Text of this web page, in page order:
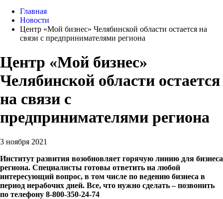
Главная
Новости
Центр «Мой бизнес» Челябинской области остается на
связи с предпринимателями региона
Центр «Мой бизнес»
Челябинской области остается
на связи с
предпринимателями региона
3 ноября 2021
Институт развития возобновляет горячую линию для бизнеса
региона. Специалисты готовы ответить на любой
интересующий вопрос, в том числе по ведению бизнеса в
период нерабочих дней. Все, что нужно сделать – позвонить
по телефону 8-800-350-24-74